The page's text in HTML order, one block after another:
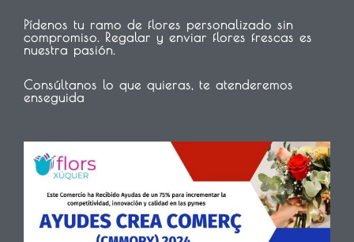
Pídenos tu ramo de flores personalizado sin
compromiso. Regalar y enviar flores frescas es
nuestra pasión.
Consúltanos lo que quieras, te atenderemos
enseguida